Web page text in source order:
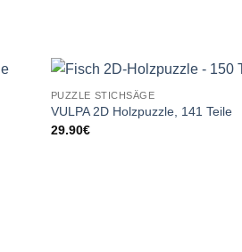
PUZZLE STICHSÄGE
VULPA 2D Holzpuzzle, 141 Teile
29.90€